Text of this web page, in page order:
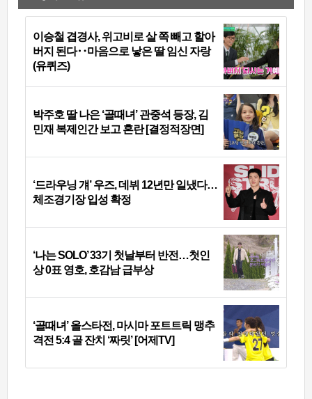
이승철 겹경사, 위고비로 살 쪽 빼고 할아
버지 된다‥마음으로 낳은 딸 임신 자랑
(유퀴즈)
박주호 딸 나은 ‘골때녀’ 관중석 등장, 김
민재 복제인간 보고 혼란 [결정적장면]
‘드라우닝 걔’ 우즈, 데뷔 12년만 일냈다…
체조경기장 입성 확정
‘나는 SOLO’ 33기 첫날부터 반전…첫인
상 0표 영호, 호감남 급부상
‘골때녀’ 올스타전, 마시마 포트트릭 맹추
격전 5:4 골 잔치 ‘짜릿’ [어제TV]